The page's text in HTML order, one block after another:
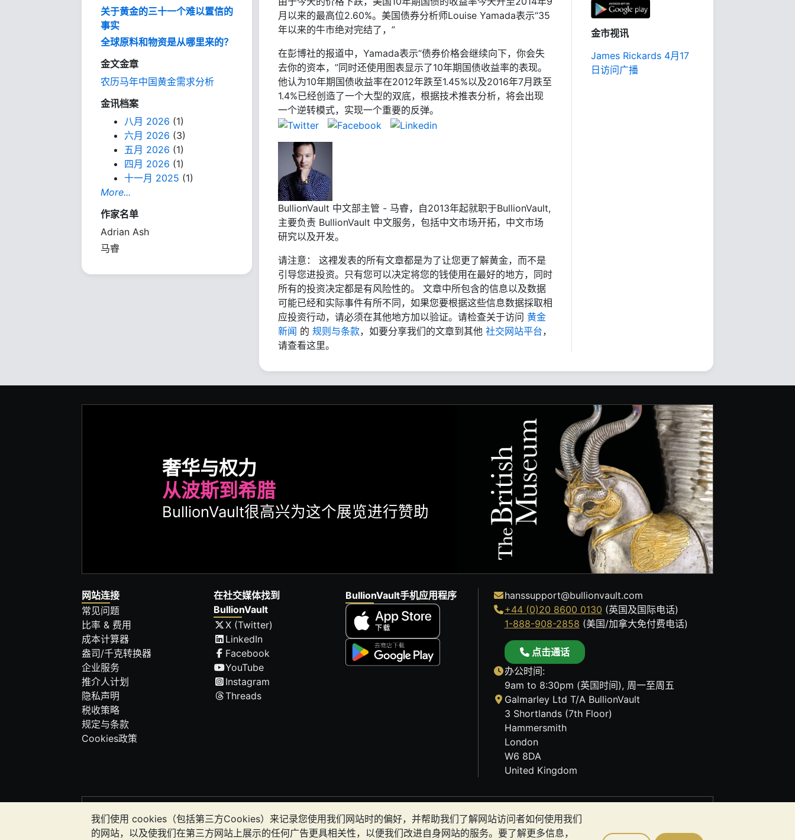
我们使用 cookies（包括第三方Cookies）来记录您使用我们网站时的偏好，并帮助我们了解网站访问者如何使用我们
的网站，以及使我们在第三方网站上展示的任何广告更具相关性，以便我们改进自身网站的服务。要了解更多信息，
关于黄金的三十一个难以置信的
事实
全球原料和物资是从哪里来的？
金文金章
农历马年中国黄金需求分析
金讯档案
八月 2026 (1)
六月 2026 (3)
五月 2026 (1)
四月 2026 (1)
十一月 2025 (1)
More...
作家名单
Adrian Ash
马睿
月以来的最高位2.60%。美国债券分析师Louise Yamada表示“35
年以来的牛市绝对完结了，”
在彭博社的报道中，Yamada表示“债券价格会继续向下，你会失
去你的资本，”同时还使用图表显示了10年期国债收益率的表现。
他认为10年期国债收益率在2012年跌至1.45%以及2016年7月跌至
1.4%已经创造了一个大型的双底，根据技术推表分析，将会出现
一个逆转模式，实现一个重要的反弹。
BullionVault 中文部主管 - 马睿，自2013年起就职于BullionVault,
主要负责 BullionVault 中文服务，包括中文市场开拓，中文市场
研究以及开发。
请注意： 这裡发表的所有文章都是为了让您更了解黄金，而不是
引导您进投资。只有您可以决定将您的钱使用在最好的地方，同时
所有的投资决定都是有风险性的。 文章中所包含的信息以及数据
可能已经和实际事件有所不同，如果您要根据这些信息数据採取相
应投资行动，请必须在其他地方加以验证。请检查关于访问 黄金
新闻 的 规则与条款，如要分享我们的文章到其他 社交网站平台，
请查看这里。
金市视讯
James Rickards 4月17
日访问广播
奢华与权力
从波斯到希腊
BullionVault很高兴为这个展览进行赞助
网站连接
常见问题
比率 & 费用
成本计算器
盎司/千克转换器
企业服务
推介人计划
隐私声明
税收策略
规定与条款
Cookies政策
在社交媒体找到
BullionVault
X (Twitter)
LinkedIn
Facebook
YouTube
Instagram
Threads
BullionVault手机应用程序
hanssupport@bullionvault.com
+44 (0)20 8600 0130 (英国及国际电话)
1-888-908-2858 (美国/加拿大免付费电话)
点击通话
办公时间:
9am to 8:30pm (英国时间), 周一至周五
Galmarley Ltd T/A BullionVault
3 Shortlands (7th Floor)
Hammersmith
London
W6 8DA
United Kingdom
应该考虑寻求专业建议，以确定投资并持有金条是否适合您。